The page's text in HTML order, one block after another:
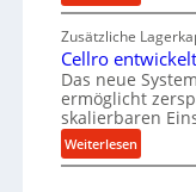
M
e
c
h
a
n
i
s
Zusätzliche
Cellro
Das neue
ermöglicht
skalierbaren
Weiterlesen:
C